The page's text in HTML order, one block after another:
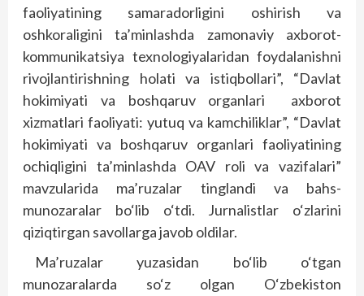
faoliyatining samaradorligini oshirish va
oshkoraligini ta’minlashda zamonaviy axborot-
kommunikatsiya texnologiyalaridan foydalanishni
rivojlantirishning holati va istiqbollari”, “Davlat
hokimiyati va boshqaruv organlari axborot
xizmatlari faoliyati: yutuq va kamchiliklar”, “Davlat
hokimiyati va boshqaruv organlari faoliyatining
ochiqligini ta’minlashda OAV roli va vazifalari”
mavzularida ma’ruzalar tinglandi va bahs-
munozaralar bo‘lib o‘tdi. Jurnalistlar o‘zlarini
qiziqtirgan savollarga javob oldilar.
Ma’ruzalar yuzasidan bo‘lib o‘tgan
munozaralarda so‘z olgan O‘zbekiston